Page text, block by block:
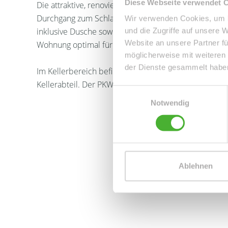
Diese Webseite verwendet
Wir verwenden Cookies,
und die Zugriffe auf unsere
Website an unsere Partner
möglicherweise mit
der Dienste gesammelt
Notwendig
Ablehnen
Die attraktive, renovierte sowie lichtdurchflutete 2-
Durchgang zum Schlafzimmer, eine gemütliche
inklusive Dusche sowie einen schönen Ausblick in
Wohnung optimal für Singles, Pärchen, Rentner
Im Kellerbereich befinden sich der Wasch-/
Kellerabteil. Der PKW-Freiplatz, welcher sich